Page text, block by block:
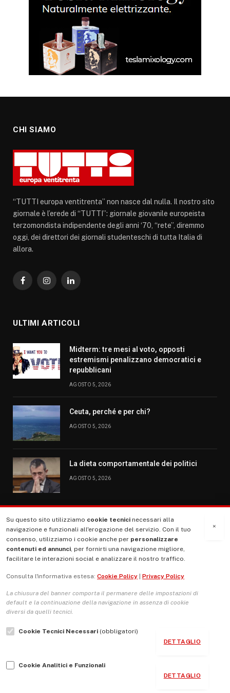
CHI SIAMO
“TUTTI europa ventitrenta” non nasce dal nulla. Il nostro sito
giornale è l’erede di “TUTTI”: giornale giovanile europeista
terzomondista indipendente degli anni ‘70, “rete”, diremmo
oggi, dei direttori dei giornali studenteschi di tutta Italia di
allora.
FacebookInstagramLinkedIn
ULTIMI ARTICOLI
Midterm: tre mesi al voto, opposti
estremismi penalizzano democratici e
repubblicani
AGOSTO 5, 2026
Ceuta, perché e per chi?
AGOSTO 5, 2026
La dieta comportamentale dei politici
AGOSTO 5, 2026
MENU
La Nostra Storia
Le Copertine
L’Associazione
Indirizzo Socio Politico Culturale
Guida per le autrici e gli autori
×
Su questo sito utilizziamo cookie tecnici necessari alla
navigazione e funzionali all'erogazione del servizio. Con il tuo
consenso, utilizziamo i cookie anche per personalizzare
contenuti ed annunci, per fornirti una navigazione migliore,
facilitare le interazioni social e analizzare il nostro traffico.
Consulta l'informativa estesa: Cookie Policy Privacy Policy
La chiusura del banner comporta il permanere delle impostazioni di
default e la continuazione della navigazione in assenza di cookie
diversi da quelli tecnici.
Cookie Tecnici Necessari (obbligatori)
DETTAGLIO
Cookie Analitici e Funzionali
DETTAGLIO